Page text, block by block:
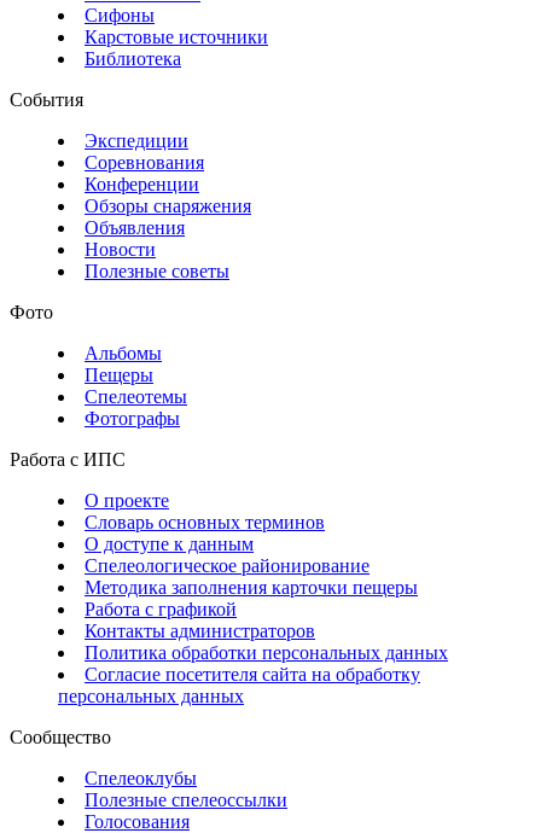
Сифоны
Карстовые источники
Библиотека
События
Экспедиции
Соревнования
Конференции
Обзоры снаряжения
Объявления
Новости
Полезные советы
Фото
Альбомы
Пещеры
Спелеотемы
Фотографы
Работа с ИПС
О проекте
Словарь основных терминов
О доступе к данным
Спелеологическое районирование
Методика заполнения карточки пещеры
Работа с графикой
Контакты администраторов
Политика обработки персональных данных
Согласие посетителя сайта на обработку
персональных данных
Сообщество
Спелеоклубы
Полезные спелеоссылки
Голосования